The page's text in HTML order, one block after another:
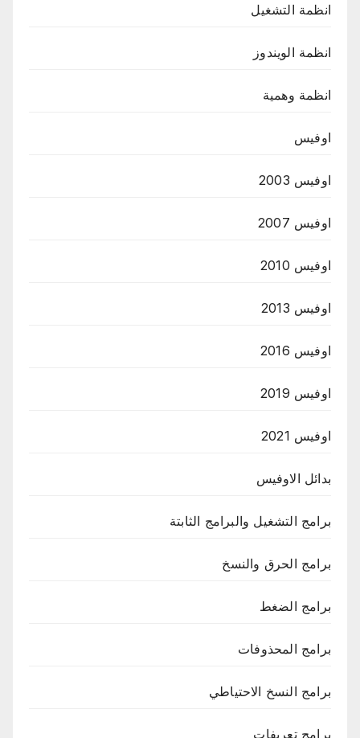
انظمة التشغيل
انظمة الويندوز
انظمة وهمية
اوفيس
اوفيس 2003
اوفيس 2007
اوفيس 2010
اوفيس 2013
اوفيس 2016
اوفيس 2019
اوفيس 2021
بدائل الاوفيس
برامج التشغيل والبرامج الثابتة
برامج الحرق والنسخ
برامج الضغط
برامج المحذوفات
برامج النسخ الاحتياطي
برامج تعريفات